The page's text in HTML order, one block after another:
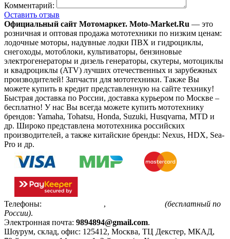
Комментарий:
Оставить отзыв
Официальный сайт Мотомаркет. Moto-Market.Ru — это
розничная и оптовая продажа мототехники по низким ценам:
лодочные моторы, надувные лодки ПВХ и гидроциклы,
снегоходы, мотоблоки, культиваторы, бензиновые
электрогенераторы и дизель генераторы, скутеры, мотоциклы
и квадроциклы (ATV) лучших отечественных и зарубежных
производителей! Запчасти для мототехники. Также Вы
можете купить в кредит представленную на сайте технику!
Быстрая доставка по России, доставка курьером по Москве –
бесплатно! У нас Вы всегда можете купить мототехнику
брендов: Yamaha, Tohatsu, Honda, Suzuki, Husqvarna, MTD и
др. Широко представлена мототехника российских
производителей, а также китайские бренды: Nexus, HDX, Sea-
Pro и др.
Телефоны: ,
(бесплатный по
России).
Электронная почта: 9894894@gmail.com.
Шоурум, склад, офис: 125412, Москва, ТЦ Декстер, МКАД,